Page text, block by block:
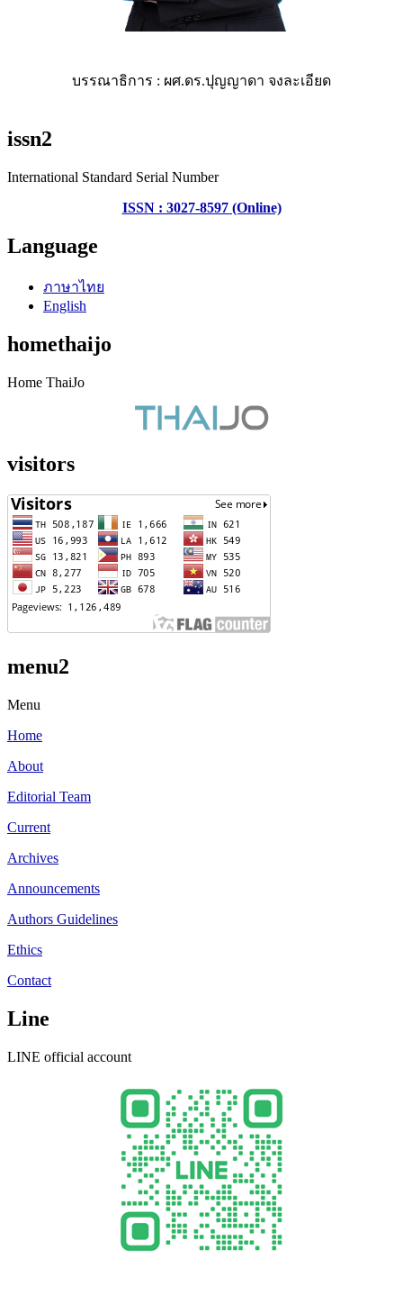
บรรณาธิการ : ผศ.ดร.ปุญญาดา จงละเอียด
issn2
International Standard Serial Number
ISSN : 3027-8597 (Online)
Language
ภาษาไทย
English
homethaijo
Home ThaiJo
visitors
menu2
Menu
Home
About
Editorial Team
Current
Archives
Announcements
Authors Guidelines
Ethics
Contact
Line
LINE official account